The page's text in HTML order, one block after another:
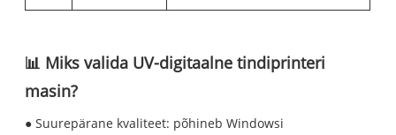
📊 Miks valida UV-digitaalne tindiprinteri
masin?
● Suurepärane kvaliteet: põhineb Windowsi